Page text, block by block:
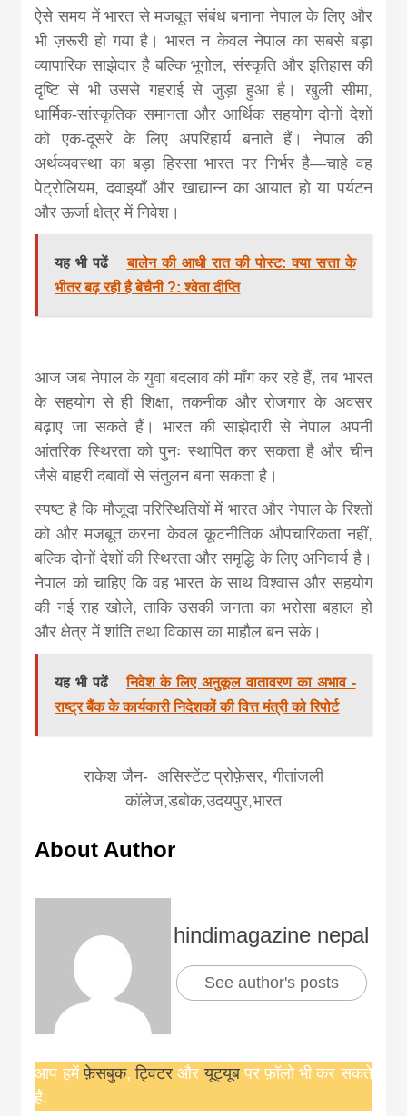
ऐसे समय में भारत से मजबूत संबंध बनाना नेपाल के लिए और
भी ज़रूरी हो गया है। भारत न केवल नेपाल का सबसे बड़ा
व्यापारिक साझेदार है बल्कि भूगोल, संस्कृति और इतिहास की
दृष्टि से भी उससे गहराई से जुड़ा हुआ है। खुली सीमा,
धार्मिक-सांस्कृतिक समानता और आर्थिक सहयोग दोनों देशों
को एक-दूसरे के लिए अपरिहार्य बनाते हैं। नेपाल की
अर्थव्यवस्था का बड़ा हिस्सा भारत पर निर्भर है—चाहे वह
पेट्रोलियम, दवाइयाँ और खाद्यान्न का आयात हो या पर्यटन
और ऊर्जा क्षेत्र में निवेश।
यह भी पढें
बालेन की आधी रात की पोस्ट: क्या सत्ता के
भीतर बढ़ रही है बेचैनी ?: श्वेता दीप्ति
आज जब नेपाल के युवा बदलाव की माँग कर रहे हैं, तब भारत
के सहयोग से ही शिक्षा, तकनीक और रोजगार के अवसर
बढ़ाए जा सकते हैं। भारत की साझेदारी से नेपाल अपनी
आंतरिक स्थिरता को पुनः स्थापित कर सकता है और चीन
जैसे बाहरी दबावों से संतुलन बना सकता है।
स्पष्ट है कि मौजूदा परिस्थितियों में भारत और नेपाल के रिश्तों
को और मजबूत करना केवल कूटनीतिक औपचारिकता नहीं,
बल्कि दोनों देशों की स्थिरता और समृद्धि के लिए अनिवार्य है।
नेपाल को चाहिए कि वह भारत के साथ विश्वास और सहयोग
की नई राह खोले, ताकि उसकी जनता का भरोसा बहाल हो
और क्षेत्र में शांति तथा विकास का माहौल बन सके।
यह भी पढें
निवेश के लिए अनुकूल वातावरण का अभाव -
राष्ट्र बैंक के कार्यकारी निदेशकों की वित्त मंत्री को रिपोर्ट
राकेश जैन- असिस्टेंट प्रोफ़ेसर, गीतांजली
कॉलेज,डबोक,उदयपुर,भारत
About Author
hindimagazine nepal
See author's posts
आप हमेंफ़ेसबुक,ट्विटरऔरयूट्यूबपर फ़ॉलो भी कर सकते
हैं.